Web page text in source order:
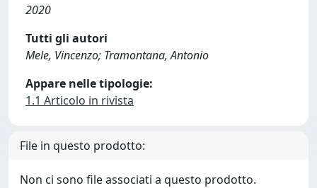
2020
Tutti gli autori
Mele, Vincenzo; Tramontana, Antonio
Appare nelle tipologie:
1.1 Articolo in rivista
File in questo prodotto:
Non ci sono file associati a questo prodotto.